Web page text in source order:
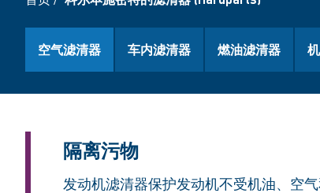
空气滤清器 车内滤清器 燃油滤清器
隔离污物
发动机滤清器保护发动机不受机油、空